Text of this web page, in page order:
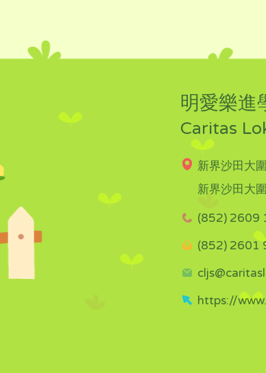
明愛樂進
Caritas
新界沙田大
新界沙田大
(852) 2609
(852) 2601
https://